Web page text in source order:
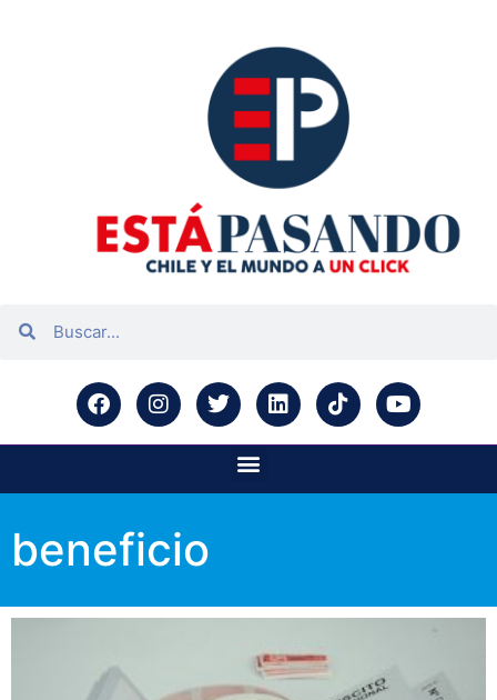
beneficio